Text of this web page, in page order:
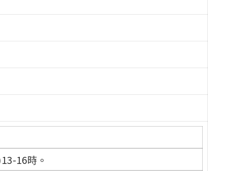
16時。